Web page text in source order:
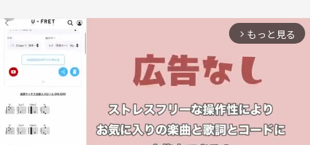
arrow_forward_ios もっと見る